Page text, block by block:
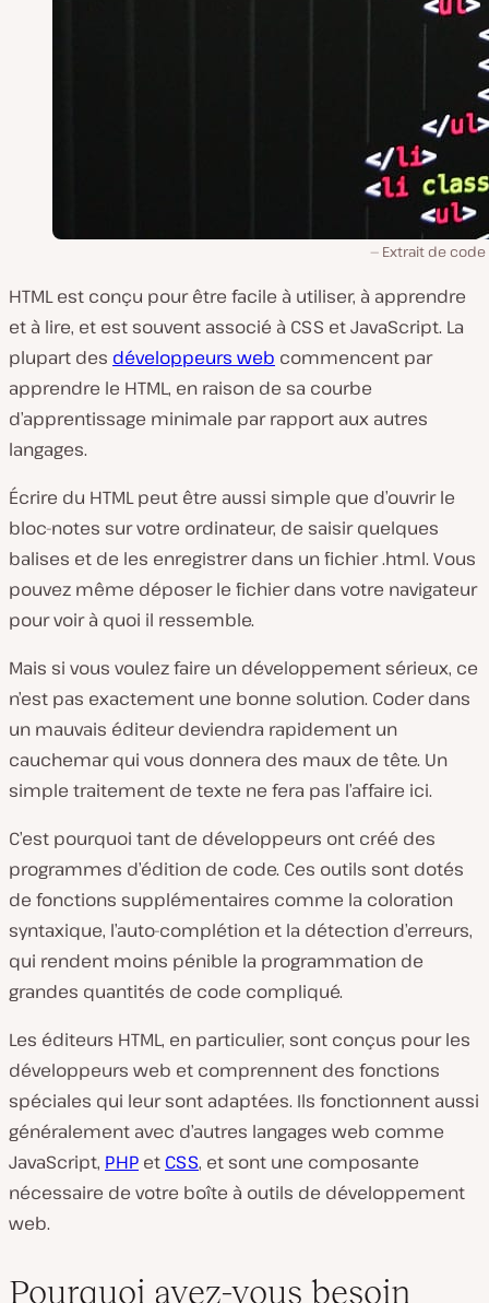
Extrait de code
HTML est conçu pour être facile à utiliser, à apprendre
et à lire, et est souvent associé à CSS et JavaScript. La
plupart des développeurs web commencent par
apprendre le HTML, en raison de sa courbe
d’apprentissage minimale par rapport aux autres
langages.
Écrire du HTML peut être aussi simple que d’ouvrir le
bloc-notes sur votre ordinateur, de saisir quelques
balises et de les enregistrer dans un fichier .html. Vous
pouvez même déposer le fichier dans votre navigateur
pour voir à quoi il ressemble.
Mais si vous voulez faire un développement sérieux, ce
n’est pas exactement une bonne solution. Coder dans
un mauvais éditeur deviendra rapidement un
cauchemar qui vous donnera des maux de tête. Un
simple traitement de texte ne fera pas l’affaire ici.
C’est pourquoi tant de développeurs ont créé des
programmes d’édition de code. Ces outils sont dotés
de fonctions supplémentaires comme la coloration
syntaxique, l’auto-complétion et la détection d’erreurs,
qui rendent moins pénible la programmation de
grandes quantités de code compliqué.
Les éditeurs HTML, en particulier, sont conçus pour les
développeurs web et comprennent des fonctions
spéciales qui leur sont adaptées. Ils fonctionnent aussi
généralement avec d’autres langages web comme
JavaScript, PHP et CSS, et sont une composante
nécessaire de votre boîte à outils de développement
web.
Pourquoi avez-vous besoin